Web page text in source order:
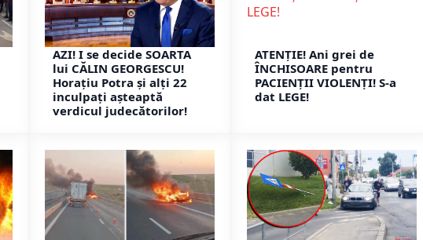
AZI! I se decide SOARTA
lui CĂLIN GEORGESCU!
Horațiu Potra și alți 22
inculpați așteaptă
verdicul judecătorilor!
ATENȚIE! Ani grei de
ÎNCHISOARE pentru
PACIENȚII VIOLENȚI! S-a
dat LEGE!